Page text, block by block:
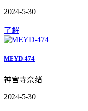
2024-5-30
了解
MEYD-474
神宫寺奈绪
2024-5-30